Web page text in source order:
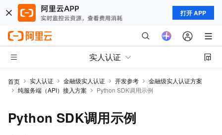
打开 APP
实人认证
首页 实人认证 金融级实人认证 开发参考
金融级实人认证方案
纯服务端（API）接入方案
Python SDK调用示例
Python SDK调用示例